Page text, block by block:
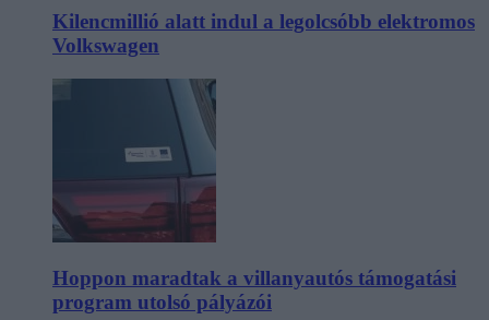
Kilencmillió alatt indul a legolcsóbb elektromos
Volkswagen
Hoppon maradtak a villanyautós támogatási
program utolsó pályázói